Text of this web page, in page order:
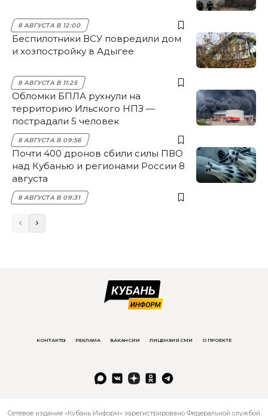
8 АВГУСТА В 12:00
Беспилотники ВСУ повредили дом
и хозпостройку в Адыгее
8 АВГУСТА В 11:25
Обломки БПЛА рухнули на
территорию Ильского НПЗ —
пострадали 5 человек
8 АВГУСТА В 09:56
Почти 400 дронов сбили силы ПВО
над Кубанью и регионами России 8
августа
8 АВГУСТА В 09:31
КОНТАКТЫ РЕКЛАМА ВАКАНСИИ ЛИЦЕНЗИЯ СМИ О ПРОЕКТЕ
Сетевое издание «Кубань Информ» зарегистрировано Федеральной службой